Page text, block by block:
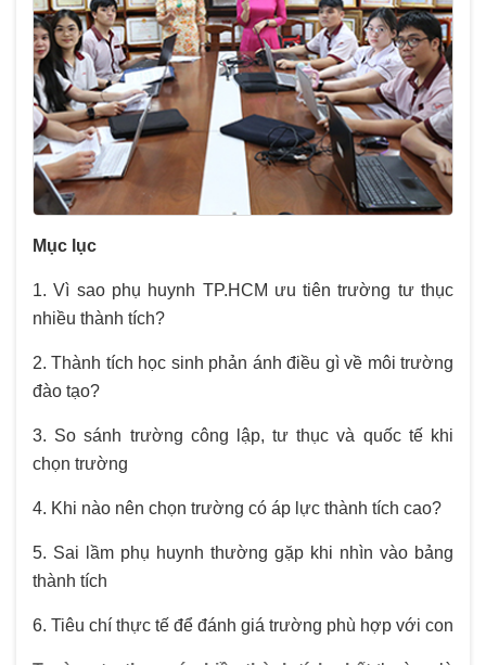
Mục lục
1. Vì sao phụ huynh TP.HCM ưu tiên trường tư thục
nhiều thành tích?
2. Thành tích học sinh phản ánh điều gì về môi trường
đào tạo?
3. So sánh trường công lập, tư thục và quốc tế khi
chọn trường
4. Khi nào nên chọn trường có áp lực thành tích cao?
5. Sai lầm phụ huynh thường gặp khi nhìn vào bảng
thành tích
6. Tiêu chí thực tế để đánh giá trường phù hợp với con